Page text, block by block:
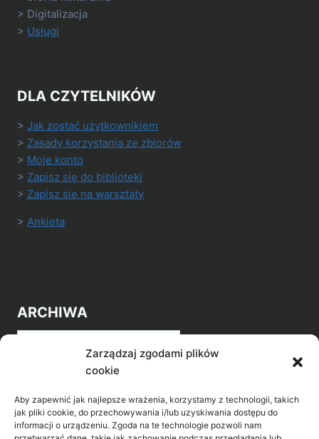
Zarządzaj zgodami plików
cookie
Aby zapewnić jak najlepsze wrażenia, korzystamy z technologii, takich
jak pliki cookie, do przechowywania i/lub uzyskiwania dostępu do
informacji o urządzeniu. Zgoda na te technologie pozwoli nam
> Digitalizacja
> Usługi
DLA CZYTELNIKÓW
> Jak zostać użytkownikiem
> Zasady korzystania ze zbiorów
> Moje konto
> Zapisz się do biblioteki
> Zapisz się na warsztaty
> Ankieta
ARCHIWA
Archiwa